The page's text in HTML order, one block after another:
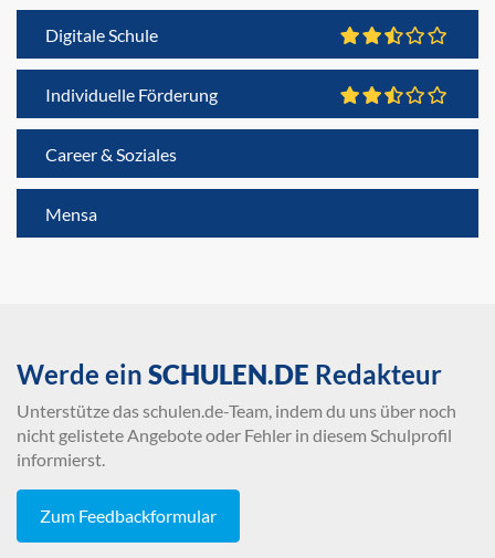
Digitale Schule
Individuelle Förderung
Career & Soziales
Mensa
Werde ein SCHULEN.DE Redakteur
Unterstütze das schulen.de-Team, indem du uns über noch
nicht gelistete Angebote oder Fehler in diesem Schulprofil
informierst.
Zum Feedbackformular